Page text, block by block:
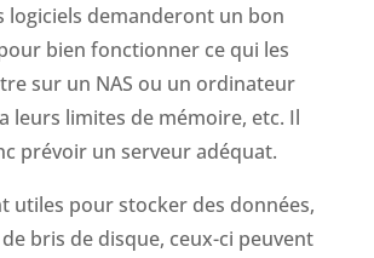
logiciels demanderont un bon
bien fonctionner ce qui les
sur un NAS ou un ordinateur
leurs limites de mémoire, etc. Il
prévoir un serveur adéquat.
utiles pour stocker des données,
bris de disque, ceux-ci peuvent